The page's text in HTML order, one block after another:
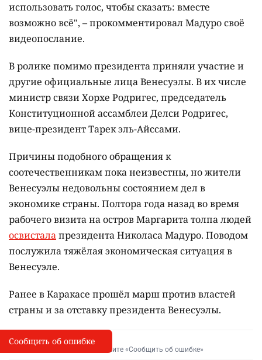
использовать голос, чтобы сказать: вместе
возможно всё", – прокомментировал Мадуро своё
видеопослание.
В ролике помимо президента приняли участие и
другие официальные лица Венесуэлы. В их числе
министр связи Хорхе Родригес, председатель
Конституционной ассамблеи Делси Родригес,
вице-президент Тарек эль-Айссами.
Причины подобного обращения к
соотечественникам пока неизвестны, но жители
Венесуэлы недовольны состоянием дел в
экономике страны. Полтора года назад во время
рабочего визита на остров Маргарита толпа людей
освисталапрезидента Николаса Мадуро. Поводом
послужила тяжёлая экономическая ситуация в
Венесуэле.
Ранее в Каракасе прошёл марш против властей
страны и за отставку президента Венесуэлы.
I
Сообщить об опечатке
Выделите фрагмент и нажмите «Сообщить об ошибке»
Сообщить об ошибке